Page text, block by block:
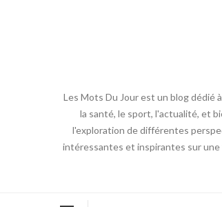
Les Mots Du Jour est un blog dédié
la santé, le sport, l'actualité, et
l'exploration de différentes
intéressantes et inspirantes sur une